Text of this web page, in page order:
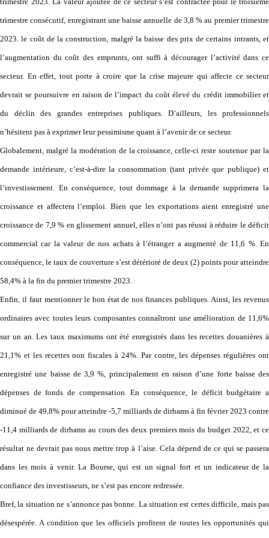
trimestre consécutif, enregistrant une baisse annuelle de 3,8 % au premier trimestre
2023. le coût de la construction, malgré la baisse des prix de certains intrants, et
l’augmentation du coût des emprunts, ont suffi à décourager l’activité dans ce
secteur. En effet, tout porte à croire que la crise majeure qui affecte ce secteur
devrait se poursuivre en raison de l’impact du coût élevé du crédit immobilier et
du déclin des grandes entreprises publiques. D’ailleurs, les professionnels
n’hésitent pas à exprimer leur pessimisme quant à l’avenir de ce secteur.
Globalement, malgré la modération de la croissance, celle-ci reste soutenue par la
demande intérieure, c’est-à-dire la consommation (tant privée que publique) et
l’investissement. En conséquence, tout dommage à la demande supprimera la
croissance et affectera l’emploi. Bien que les exportations aient enregistré une
croissance de 7,9 % en glissement annuel, elles n’ont pas réussi à réduire le déficit
commercial car la valeur de nos achats à l’étranger a augmenté de 11,6 %. En
conséquence, le taux de couverture s’est détérioré de deux (2) points pour atteindre
58,4% à la fin du premier trimestre 2023.
Enfin, il faut mentionner le bon état de nos finances publiques. Ainsi, les revenus
ordinaires avec toutes leurs composantes connaîtront une amélioration de 11,6%
sur un an. Les taux maximums ont été enregistrés dans les recettes douanières à
21,1% et les recettes non fiscales à 24%. Par contre, les dépenses régulières ont
enregistré une baisse de 3,9 %, principalement en raison d’une forte baisse des
dépenses de fonds de compensation. En conséquence, le déficit budgétaire a
diminué de 49,8% pour atteindre -5,7 milliards de dirhams à fin février 2023 contre
-11,4 milliards de dirhams au cours des deux premiers mois du budget 2022, et ce
résultat ne devrait pas nous mettre trop à l’aise. Cela dépend de ce qui se passera
dans les mois à venir. La Bourse, qui est un signal fort et un indicateur de la
confiance des investisseurs, ne s’est pas encore redressée.
Bref, la situation ne s’annonce pas bonne. La situation est certes difficile, mais pas
désespérée. A condition que les officiels profitent de toutes les opportunités qui